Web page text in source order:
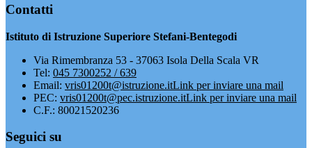
Contatti
Istituto di Istruzione Superiore Stefani-Bentegodi
Via Rimembranza 53 - 37063 Isola Della Scala VR
Tel: 045 7300252 / 639
Email: vris01200t@istruzione.itLink per inviare una mail
PEC: vris01200t@pec.istruzione.itLink per inviare una mail
C.F.: 80021520236
Seguici su